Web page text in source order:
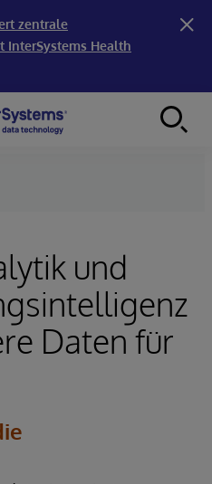
zentrale
InterSystems Health
und
Daten für